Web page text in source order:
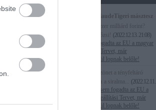
Magna cum laudeTigeri másztesz
Több ezer milliárd forint?
Lesz habzsi dőzsi! (2022.12.13. 21:08 )
Még el sem fogadta az EU a magyar
Helyreállítási Tervet, már
szemérmetlenül lopnak belőle!
Köszönet a tényfeltáró
postért. Abban a siralma... (2022.12.11.
Még el sem fogadta az EU a
magyar Helyreállítási Tervet, már
szemérmetlenül lopnak belőle!